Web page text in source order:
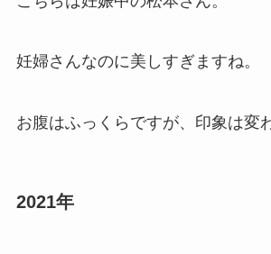
妊婦さんなのに美しすぎますね。
お腹はふっくらですが、印象は変
2021年